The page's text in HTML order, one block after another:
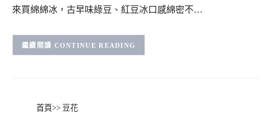
來買綿綿冰，古早味綠豆、紅豆冰口感綿密不…
CONTINUE READING
首頁>> 豆花